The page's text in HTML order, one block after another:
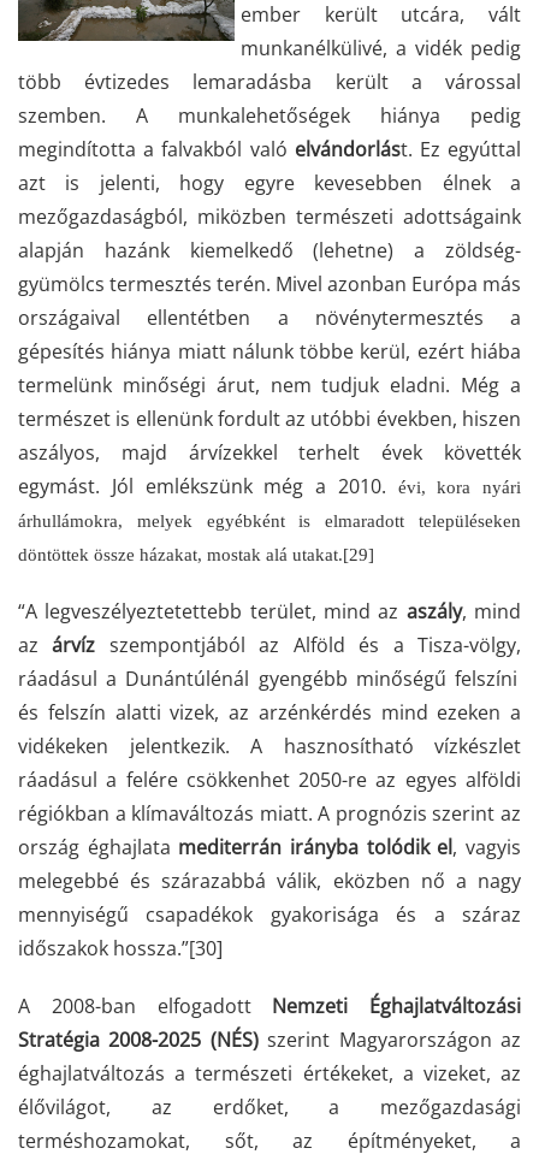
ember került utcára, vált
munkanélkülivé, a vidék pedig
több évtizedes lemaradásba került a várossal
szemben. A munkalehetőségek hiánya pedig
megindította a falvakból való elvándorlást. Ez egyúttal
azt is jelenti, hogy egyre kevesebben élnek a
mezőgazdaságból, miközben természeti adottságaink
alapján hazánk kiemelkedő (lehetne) a zöldség-
gyümölcs termesztés terén. Mivel azonban Európa más
országaival ellentétben a növénytermesztés a
gépesítés hiánya miatt nálunk többe kerül, ezért hiába
termelünk minőségi árut, nem tudjuk eladni. Még a
természet is ellenünk fordult az utóbbi években, hiszen
aszályos, majd árvízekkel terhelt évek követték
egymást. Jól emlékszünk még a 2010.
évi, kora nyári
árhullámokra, melyek egyébként is elmaradott településeken
döntöttek össze házakat, mostak alá utakat.[29]
“A legveszélyeztetettebb terület, mind az aszály, mind
azárvíz szempontjából az Alföld és a Tisza-völgy,
ráadásul a Dunántúlénál gyengébb minőségű felszíni
és felszín alatti vizek, az arzénkérdés mind ezeken a
vidékeken jelentkezik. A hasznosítható vízkészlet
ráadásul a felére csökkenhet 2050-re az egyes alföldi
régiókban a klímaváltozás miatt. A prognózis szerint az
ország éghajlata mediterrán irányba tolódik el, vagyis
melegebbé és szárazabbá válik, eközben nő a nagy
mennyiségű csapadékok gyakorisága és a száraz
időszakok hossza.”[30]
A 2008-ban elfogadott Nemzeti Éghajlatváltozási
Stratégia 2008-2025 (NÉS)szerint Magyarországon az
éghajlatváltozás a természeti értékeket, a vizeket, az
élővilágot, az erdőket, a mezőgazdasági
terméshozamokat, sőt, az építményeket, a